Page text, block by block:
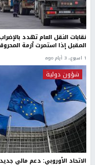
نقابات النقل العام تهدد
المقبل إذا استمرت أزمة
1 اسبوع.، 3 أيام ago
شؤون دولية
الاتحاد الأوروبي: دعم مالي